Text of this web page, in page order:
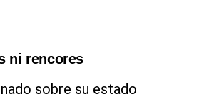
ni rencores
sobre su estado